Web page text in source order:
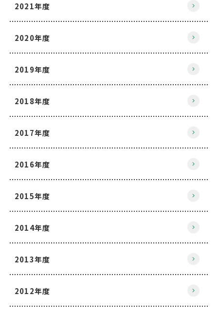
2021年度
2020年度
2019年度
2018年度
2017年度
2016年度
2015年度
2014年度
2013年度
2012年度